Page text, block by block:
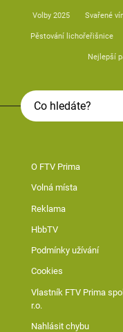
Volby 2025 Svařené
Pěstování lichořeřišnice
Nejlepší
O FTV Prima
Volná místa
Reklama
HbbTV
Podmínky užívání
Cookies
Vlastník FTV Prima
r.o.
Nahlásit chybu